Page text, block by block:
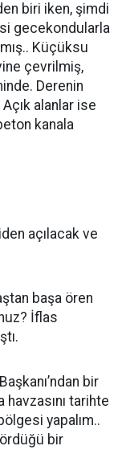
biri iken, şimdi
gecekondularla
Küçüksu
çevrilmiş,
Derenin
alanlar ise
kanala
açılacak ve
başa ören
İflas
bir
havzasını tarihte
yapalım..
bir